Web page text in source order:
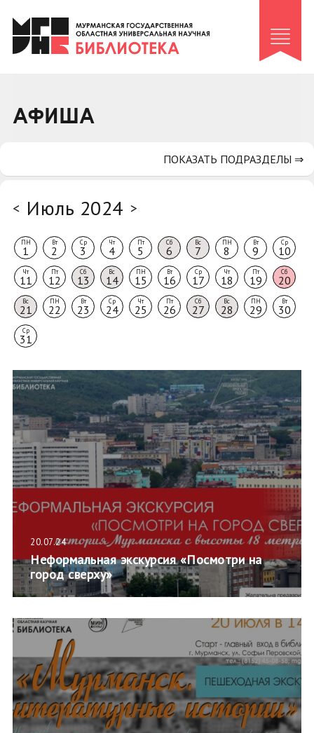
Клуб «Гиря и сельдерей»
Клуб «Семейный архив»
Коллегам
АФИША
< Июль 2024 >
ПН
1
Вт
2
Ср
3
Чт
4
Пт
5
Сб
6
Вс
7
ПН
8
Вт
9
Ср
10
Чт
11
Пт
12
Сб
13
Вс
14
ПН
15
Вт
16
Ср
17
Чт
18
Пт
19
Сб
20
Вс
21
ПН
22
Вт
23
Ср
24
Чт
25
Пт
26
Сб
27
Вс
28
ПН
29
Вт
30
Ср
31
20.07.24
Неформальная экскурсия «Посмотри на
город сверху»
ПОКАЗАТЬ ПОДРАЗДЕЛЫ ⇒